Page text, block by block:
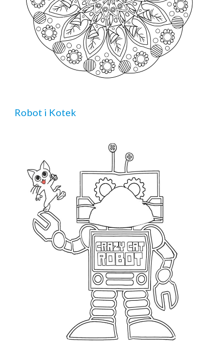
Robot i Kotek